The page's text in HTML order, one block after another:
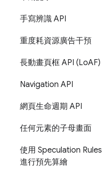
手寫辨識 API
重度耗資源廣告干預
長動畫頁框 API (LoAF)
Navigation API
網頁生命週期 API
任何元素的子母畫面
使用 Speculation Rules
進行預先算繪